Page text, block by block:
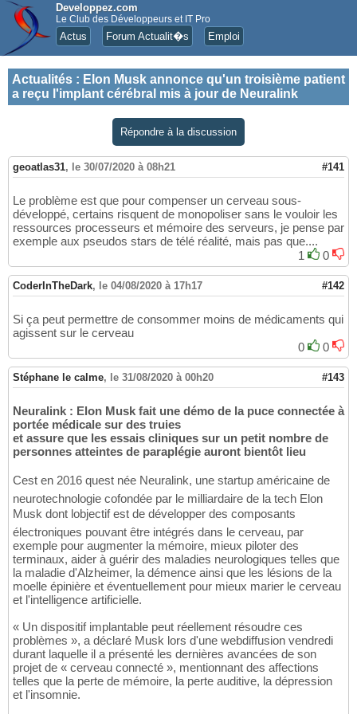
Developpez.com
Le Club des Développeurs et IT Pro
Actus Forum Actualit�s Emploi
Actualités : Elon Musk annonce qu'un troisième patient
a reçu l'implant cérébral mis à jour de Neuralink
Répondre à la discussion
geoatlas31, le 30/07/2020 à 08h21 #141
Le problème est que pour compenser un cerveau sous-
développé, certains risquent de monopoliser sans le vouloir les
ressources processeurs et mémoire des serveurs, je pense par
exemple aux pseudos stars de télé réalité, mais pas que....
1
0
CoderInTheDark, le 04/08/2020 à 17h17 #142
Si ça peut permettre de consommer moins de médicaments qui
agissent sur le cerveau
0
0
Stéphane le calme, le 31/08/2020 à 00h20 #143
Neuralink : Elon Musk fait une démo de la puce connectée à
portée médicale sur des truies
et assure que les essais cliniques sur un petit nombre de
personnes atteintes de paraplégie auront bientôt lieu
Cest en 2016 quest née Neuralink, une startup américaine de
neurotechnologie cofondée par le milliardaire de la tech Elon
Musk dont lobjectif est de développer des composants
électroniques pouvant être intégrés dans le cerveau, par
exemple pour augmenter la mémoire, mieux piloter des
terminaux, aider à guérir des maladies neurologiques telles que
la maladie d'Alzheimer, la démence ainsi que les lésions de la
moelle épinière et éventuellement pour mieux marier le cerveau
et l'intelligence artificielle.
« Un dispositif implantable peut réellement résoudre ces
problèmes », a déclaré Musk lors d'une webdiffusion vendredi
durant laquelle il a présenté les dernières avancées de son
projet de « cerveau connecté », mentionnant des affections
telles que la perte de mémoire, la perte auditive, la dépression
et l'insomnie.